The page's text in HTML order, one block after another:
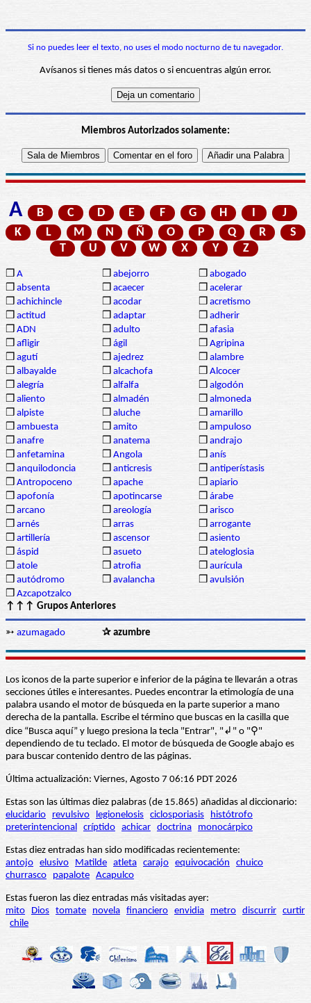
Si no puedes leer el texto, no uses el modo nocturno de tu navegador.
Avísanos si tienes más datos o si encuentras algún error.
Miembros Autorizados solamente:
A B C D E F G H I
J
K
L M N Ñ O P Q R
S
T
U V W X Y Z
❒ A ❒ abejorro ❒ abogado
❒ absenta ❒ acaecer ❒ acelerar
❒ achichincle ❒ acodar ❒ acretismo
❒ actitud ❒ adaptar ❒ adherir
❒ ADN ❒ adulto ❒ afasia
❒ afligir ❒ ágil ❒ Agripina
❒ agutí ❒ ajedrez ❒ alambre
❒ albayalde ❒ alcachofa ❒ Alcocer
❒ alegría ❒ alfalfa ❒ algodón
❒ aliento ❒ almadén ❒ almoneda
❒ alpiste ❒ aluche ❒ amarillo
❒ ambuesta ❒ amito ❒ ampuloso
❒ anafre ❒ anatema ❒ andrajo
❒ anfetamina ❒ Angola ❒ anís
❒ anquilodoncia ❒ anticresis ❒ antiperístasis
❒ Antropoceno ❒ apache ❒ apiario
❒ apofonía ❒ apotincarse ❒ árabe
❒ arcano ❒ areología ❒ arisco
❒ arnés ❒ arras ❒ arrogante
❒ artillería ❒ ascensor ❒ asiento
❒ áspid ❒ asueto ❒ ateloglosia
❒ atole ❒ atrofia ❒ aurícula
❒ autódromo ❒ avalancha ❒ avulsión
❒ Azcapotzalco
↑↑↑ Grupos Anteriores
➳ azumagado ✰ azumbre
Los iconos de la parte superior e inferior de la página te llevarán a otras
secciones útiles e interesantes. Puedes encontrar la etimología de una
palabra usando el motor de búsqueda en la parte superior a mano
derecha de la pantalla. Escribe el término que buscas en la casilla que
dice “Busca aquí” y luego presiona la tecla "Entrar", "↲" o "⚲"
dependiendo de tu teclado. El motor de búsqueda de Google abajo es
para buscar contenido dentro de las páginas.
Última actualización: Viernes, Agosto 7 06:16 PDT 2026
Estas son las últimas diez palabras (de 15.865) añadidas al diccionario:
elucidario
revulsivo legionelosis ciclosporiasis
histótrofo
preterintencional críptido achicar doctrina monocárpico
Estas diez entradas han sido modificadas recientemente:
antojo elusivo Matilde atleta carajo equivocación
chuico
churrasco
papalote Acapulco
Estas fueron las diez entradas más visitadas ayer:
mito
Dios tomate novela financiero envidia metro discurrir curtir
chile